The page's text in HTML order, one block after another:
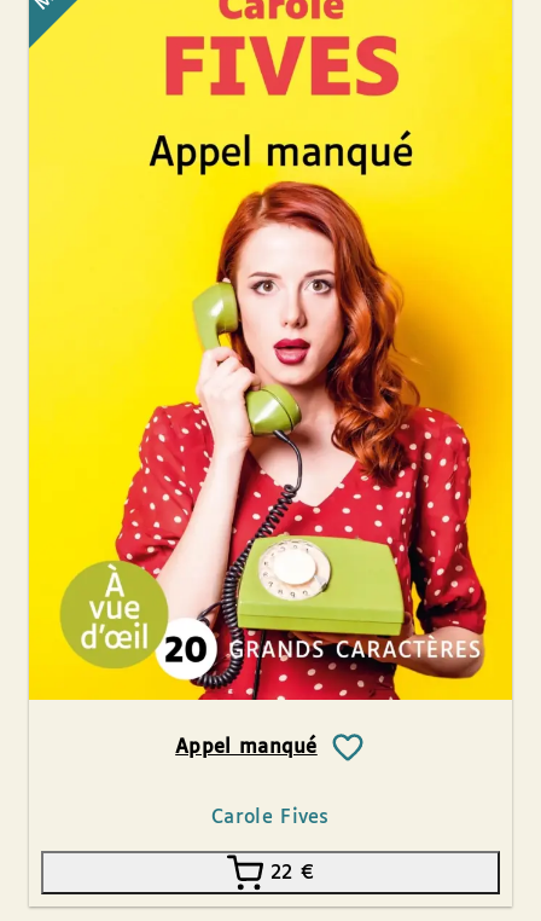
Appel manqué
Carole Fives
22 €